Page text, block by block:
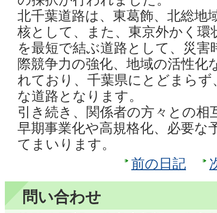
北千葉道路は、東葛飾、北総地
核として、また、東京外かく環
を最短で結ぶ道路として、災
際競争力の強化、地域の活性化
れており、千葉県にとどまら
な道路となります。
引き続き、関係者の方々との
早期事業化や高規格化、必要な
てまいります。
前の日記
問い合わせ